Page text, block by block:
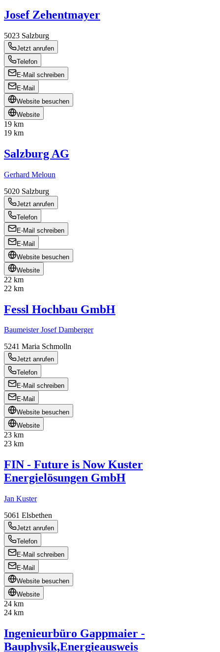
Josef Zehentmayer
5023 Salzburg
Jetzt anrufen
Telefon
E-Mail schreiben
E-Mail
Website besuchen
Website
19 km
19 km
Salzburg AG
Gerhard Meloun
5020 Salzburg
Jetzt anrufen
Telefon
E-Mail schreiben
E-Mail
Website besuchen
Website
22 km
22 km
Fessl Hochbau GmbH
Baumeister Josef Damberger
5241 Maria Schmolln
Jetzt anrufen
Telefon
E-Mail schreiben
E-Mail
Website besuchen
Website
23 km
23 km
FIN - Future is Now Kuster
Energielösungen GmbH
Jan Kuster
5061 Elsbethen
Jetzt anrufen
Telefon
E-Mail schreiben
E-Mail
Website besuchen
Website
24 km
24 km
Ingenieurbüro Gappmaier -
Bauphysik,Energieausweis